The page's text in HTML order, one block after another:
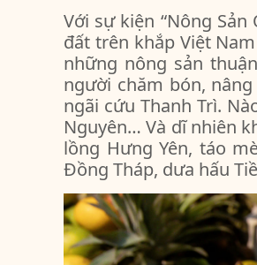
Với sự kiện “Nông
đất trên khắp Việt
những nông sản
người chăm bón,
ngãi cứu Thanh Trì.
Nguyên… Và dĩ nhiên
lồng Hưng Yên, táo
Đồng Tháp, dưa hấu